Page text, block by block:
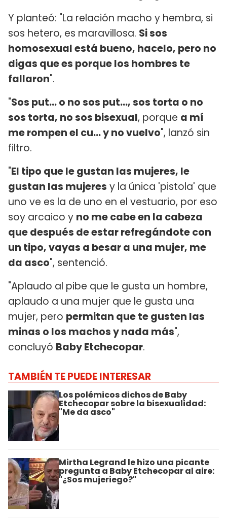
Y planteó: "La relación macho y hembra, si
sos hetero, es maravillosa. Si sos
homosexual está bueno, hacelo, pero no
digas que es porque los hombres te
fallaron".
"Sos put... o no sos put..., sos torta o no
sos torta, no sos bisexual, porque a mí
me rompen el cu... y no vuelvo", lanzó sin
filtro.
"El tipo que le gustan las mujeres, le
gustan las mujeres y la única 'pistola' que
uno ve es la de uno en el vestuario, por eso
soy arcaico y no me cabe en la cabeza
que después de estar refregándote con
un tipo, vayas a besar a una mujer, me
da asco", sentenció.
"Aplaudo al pibe que le gusta un hombre,
aplaudo a una mujer que le gusta una
mujer, pero permitan que te gusten las
minas o los machos y nada más",
concluyó Baby Etchecopar.
TAMBIÉN TE PUEDE INTERESAR
Los polémicos dichos de Baby
Etchecopar sobre la bisexualidad:
"Me da asco"
Mirtha Legrand le hizo una picante
pregunta a Baby Etchecopar al aire:
"¿Sos mujeriego?"